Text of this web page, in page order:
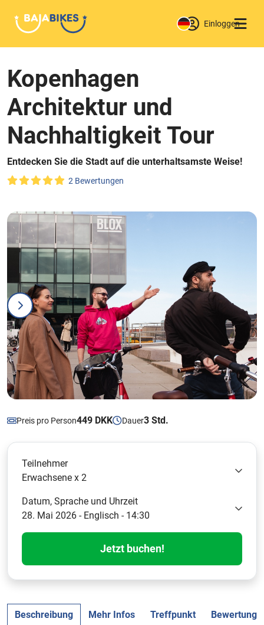
Einloggen
Kopenhagen
Architektur und
Nachhaltigkeit Tour
Entdecken Sie die Stadt auf die unterhaltsamste Weise!
2 Bewertungen
Preis pro Person449 DKK Dauer3 Std.
Teilnehmer
Erwachsene x 2
Datum, Sprache und Uhrzeit
28. Mai 2026 - Englisch - 14:30
Jetzt buchen!
Beschreibung Mehr Infos Treffpunkt